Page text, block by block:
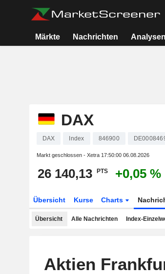
Märkte Nachrichten Analysen
DAX
DAX Index 846900
Markt geschlossen - Xetra 17:50:00 06.08.2026
26 140,13 PTS +0,05 %
Übersicht Kurse Charts
Übersicht Alle Nachrichten Index-
Aktien